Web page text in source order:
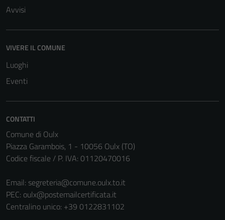
Avvisi
VIVERE IL COMUNE
Luoghi
Eventi
CONTATTI
Comune di Oulx
Piazza Garambois, 1 - 10056 Oulx (TO)
Codice fiscale / P. IVA: 01120470016
Email: segreteria@comune.oulx.to.it
PEC: oulx@postemailcertificata.it
Centralino unico: +39 0122831102